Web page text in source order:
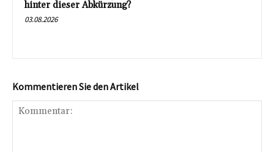
hinter dieser Abkürzung?
03.08.2026
Kommentieren Sie den Artikel